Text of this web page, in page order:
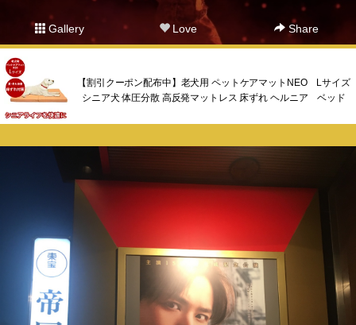
Gallery Love Share
【割引クーポン配布中】老犬用 ペットケアマットNEO Lサイズ
シニア犬 体圧分散 高反発マットレス 床ずれ ヘルニア ベッド